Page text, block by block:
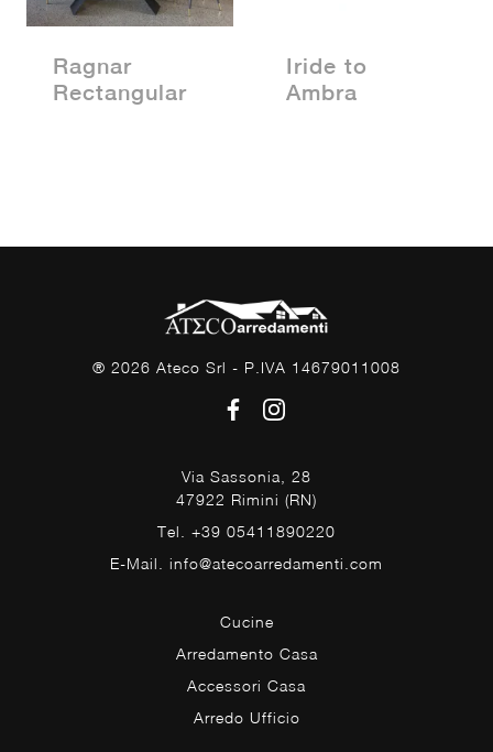
Ragnar
Rectangular
Iride to
Ambra
® 2026 Ateco Srl - P.IVA 14679011008
Via Sassonia, 28
47922 Rimini (RN)
Tel. +39 05411890220
E-Mail. info@atecoarredamenti.com
Cucine
Arredamento Casa
Accessori Casa
Arredo Ufficio